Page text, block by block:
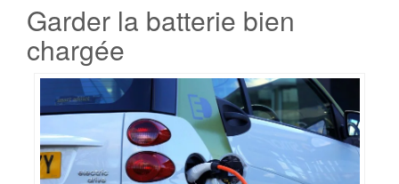
Garder la batterie bien
chargée